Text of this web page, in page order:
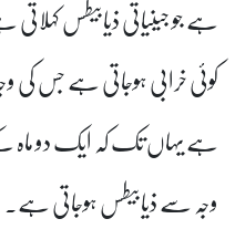
ہے جو جینیاتی ذیابیطس
کوئی خرابی ہوجاتی ہے جس
ہے یہاں تک کہ ایک دو ماہ کے
وجہ سے ذیابیطس ہوجاتی ہے۔